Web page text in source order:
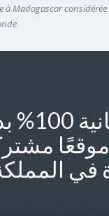
à Madagascar
دورات
2026 موقعًا
في